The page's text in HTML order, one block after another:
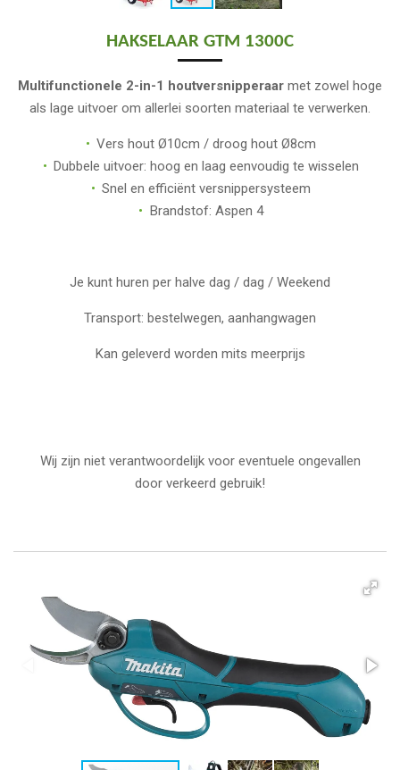
HAKSELAAR GTM 1300C
Multifunctionele 2-in-1 houtversnipperaar met zowel hoge
als lage uitvoer om allerlei soorten materiaal te verwerken.
Vers hout Ø10cm / droog hout Ø8cm
Dubbele uitvoer: hoog en laag eenvoudig te wisselen
Snel en efficiënt versnippersysteem
Brandstof: Aspen 4
Je kunt huren per halve dag / dag / Weekend
Transport: bestelwegen, aanhangwagen
Kan geleverd worden mits meerprijs
Wij zijn niet verantwoordelijk voor eventuele ongevallen
door verkeerd gebruik!